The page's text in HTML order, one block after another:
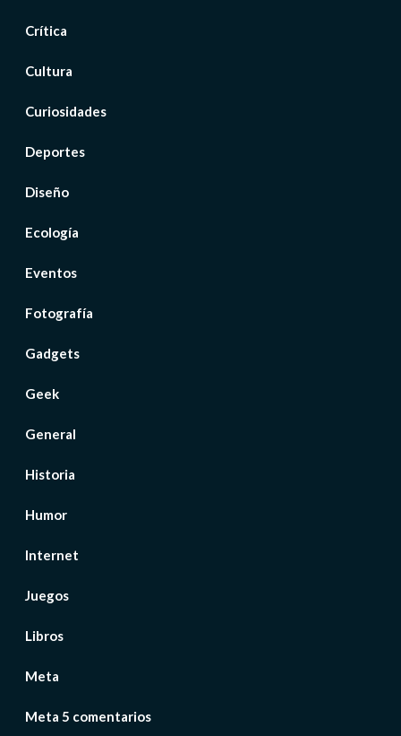
Crítica
Cultura
Curiosidades
Deportes
Diseño
Ecología
Eventos
Fotografía
Gadgets
Geek
General
Historia
Humor
Internet
Juegos
Libros
Meta
Meta 5 comentarios